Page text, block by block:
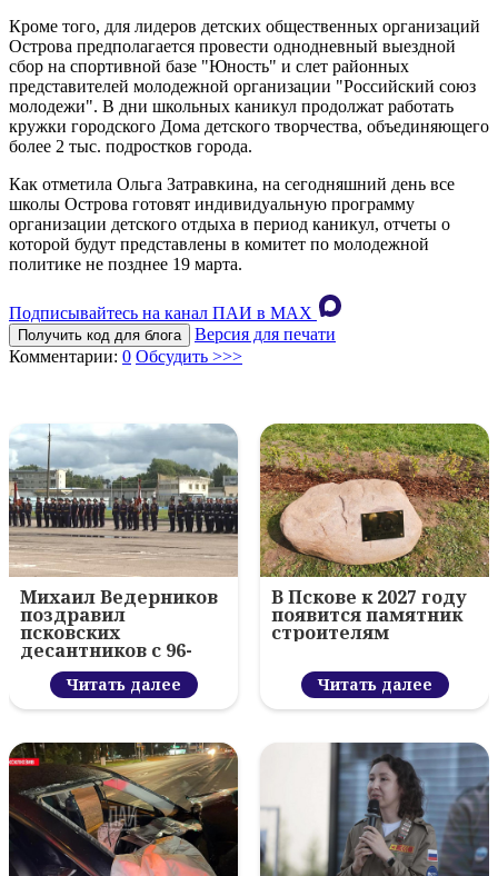
Кроме того, для лидеров детских общественных организаций
Острова предполагается провести однодневный выездной
сбор на спортивной базе "Юность" и слет районных
представителей молодежной организации "Российский союз
молодежи". В дни школьных каникул продолжат работать
кружки городского Дома детского творчества, объединяющего
более 2 тыс. подростков города.
Как отметила Ольга Затравкина, на сегодняшний день все
школы Острова готовят индивидуальную программу
организации детского отдыха в период каникул, отчеты о
которой будут представлены в комитет по молодежной
политике не позднее 19 марта.
Подписывайтесь на канал ПАИ в MAХ
Получить код для блога
Версия для печати
Комментарии: 0 Обсудить >>>
Михаил Ведерников
поздравил
псковских
десантников с 96-
летием ВДВ и
вручил награды
Читать далее
В Пскове к 2027 году
появится памятник
строителям
Читать далее